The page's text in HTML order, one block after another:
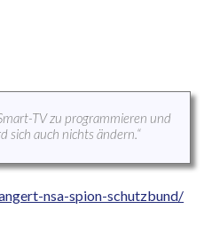
TV zu programmieren und
sich auch nichts ändern.“
nsa-spion-schutzbund/